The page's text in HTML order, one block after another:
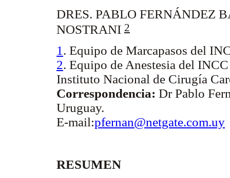
DRES. PABLO FERNÁNDEZ
NOSTRANI 2
1 . Equipo de Marcapasos del
2. Equipo de Anestesia del INCC
Instituto Nacional de Cirugía
Correspondencia: Dr Pablo
Uruguay.
E-mail:pfernan@netgate.com.uy
RESUMEN